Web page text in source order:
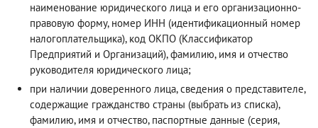
наименование юридического лица и его организационно-
правовую форму, номер ИНН (идентификационный номер
налогоплательщика), код ОКПО (Классификатор
Предприятий и Организаций), фамилию, имя и отчество
руководителя юридического лица;
при наличии доверенного лица, сведения о представителе,
содержащие гражданство страны (выбрать из списка),
фамилию, имя и отчество, паспортные данные (серия,